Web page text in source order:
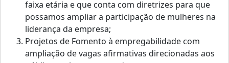
faixa etária e que conta com diretrizes para que
possamos ampliar a participação de mulheres na
liderança da empresa;
Projetos de Fomento à empregabilidade com
ampliação de vagas afirmativas direcionadas aos